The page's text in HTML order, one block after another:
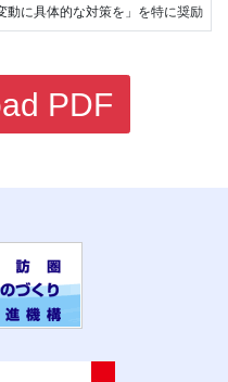
動に具体的な対策を」を特に奨励
PDF